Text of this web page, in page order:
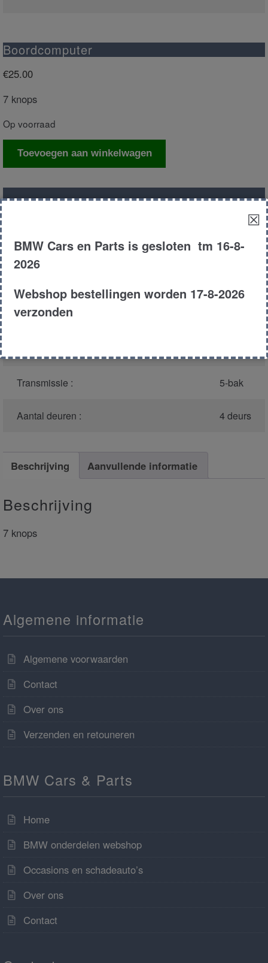
Boordcomputer
€25.00
7 knops
Op voorraad
Boordcomputer
Toevoegen aan winkelwagen
Productnummer(graag melden bij
43398
Model : E36
Type :
Transmissie : 5-bak
Aantal deuren : 4 deurs
Beschrijving Aanvullende informatie
Beschrijving
7 knops
Algemene informatie
Algemene voorwaarden
Contact
Over ons
Verzenden en retouneren
BMW Cars & Parts
Home
BMW onderdelen webshop
Occasions en schadeauto’s
Over ons
Contact
☒
BMW Cars en Parts is gesloten tm 16-8-
2026
Webshop bestellingen worden 17-8-2026
verzonden